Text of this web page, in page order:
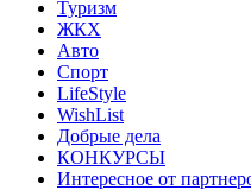
Туризм
ЖКХ
Авто
Спорт
LifeStyle
WishList
Добрые дела
КОНКУРСЫ
Интересное от